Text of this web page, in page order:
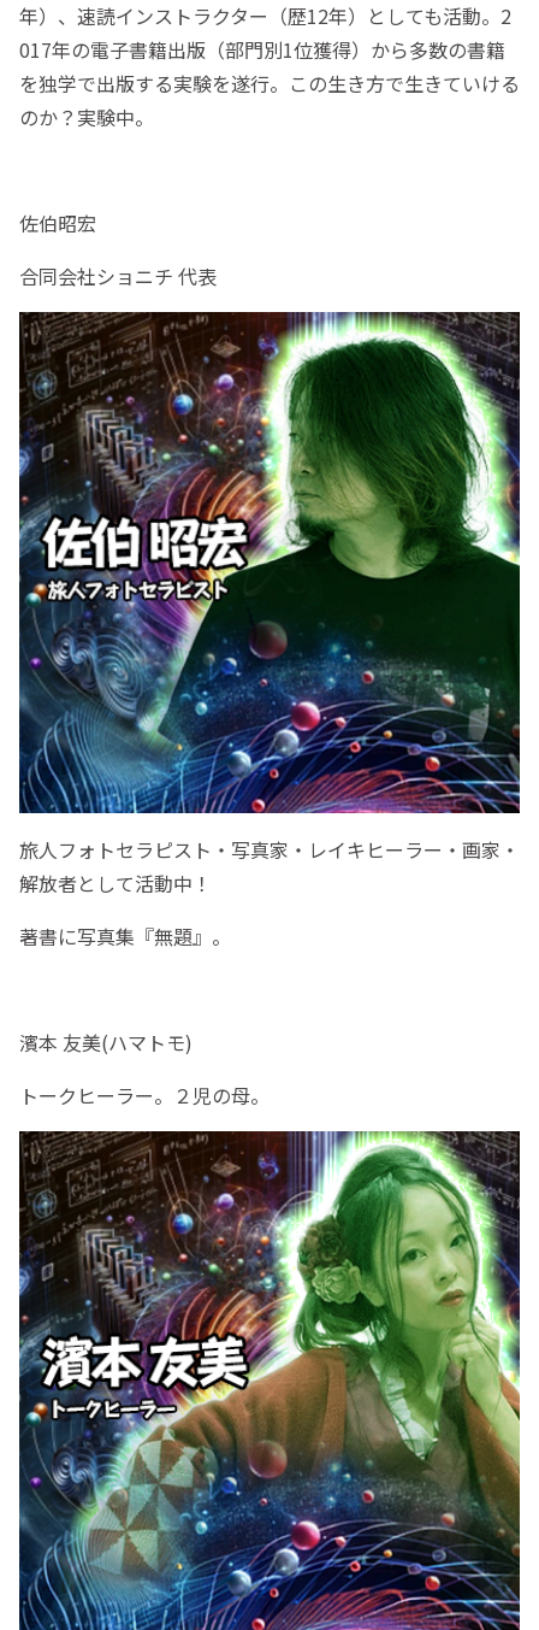
年）、速読インストラクター（歴12年）としても活動。2
017年の電子書籍出版（部門別1位獲得）から多数の書籍
を独学で出版する実験を遂行。この生き方で生きていける
のか？実験中。
佐伯昭宏
合同会社ショニチ 代表
旅人フォトセラピスト・写真家・レイキヒーラー・画家・
解放者として活動中！
著書に写真集『無題』。
濱本 友美(ハマトモ)
トークヒーラー。２児の母。